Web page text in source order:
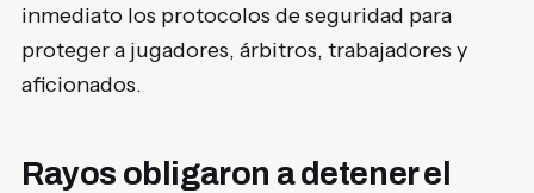
inmediato los protocolos de seguridad para
proteger a jugadores, árbitros, trabajadores y
aficionados.
Rayos obligaron a detener el